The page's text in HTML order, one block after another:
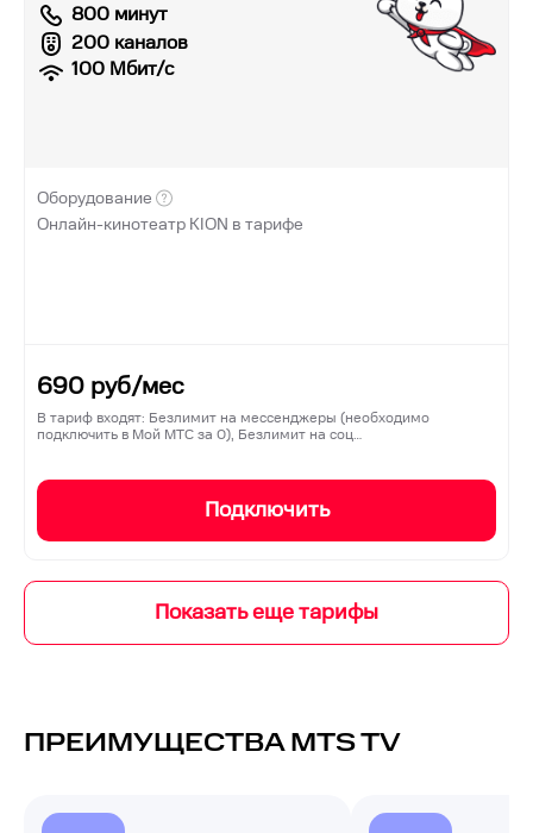
800 минут
200 каналов
100 Мбит/с
Оборудование
Онлайн-кинотеатр KION в тарифе
690 руб/мес
В тариф входят: Безлимит на мессенджеры (необходимо
подключить в Мой МТС за 0), Безлимит на соц…
Подключить
ПРЕИМУЩЕСТВА MTS TV